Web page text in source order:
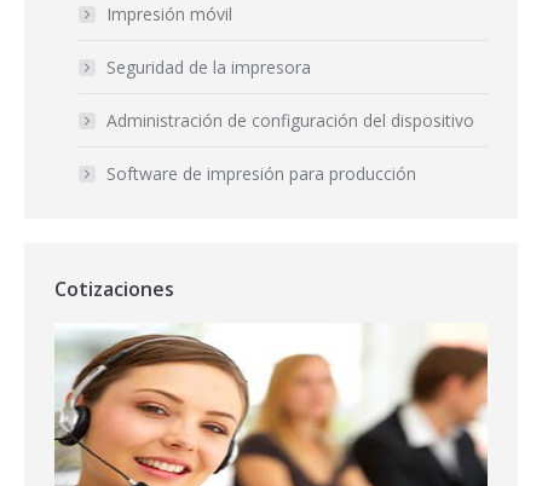
Impresión móvil
Seguridad de la impresora
Administración de configuración del dispositivo
Software de impresión para producción
Cotizaciones